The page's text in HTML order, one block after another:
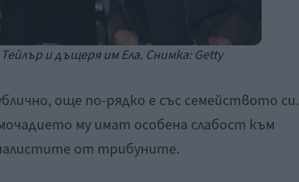
и дъщеря им Ела. Снимка: Getty
още по-рядко е със семейството си.
му имат особена слабост към
от трибуните.